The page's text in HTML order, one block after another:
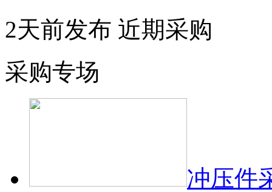
2天前发布 近期采购
采购专场
冲压件